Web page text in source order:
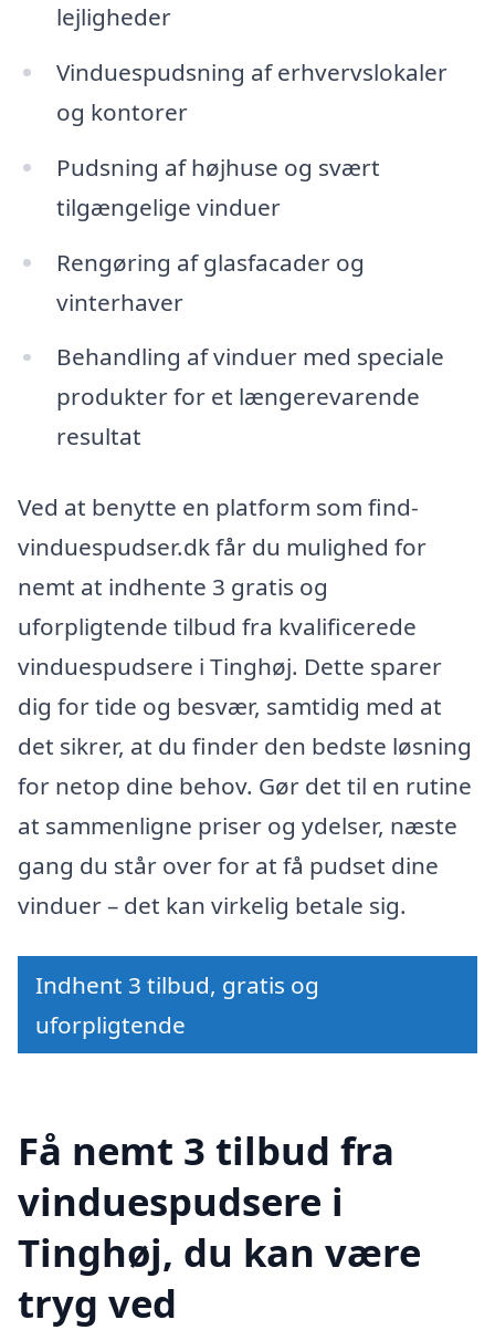
lejligheder
Vinduespudsning af erhvervslokaler
og kontorer
Pudsning af højhuse og svært
tilgængelige vinduer
Rengøring af glasfacader og
vinterhaver
Behandling af vinduer med speciale
produkter for et længerevarende
resultat
Ved at benytte en platform som find-
vinduespudser.dk får du mulighed for
nemt at indhente 3 gratis og
uforpligtende tilbud fra kvalificerede
vinduespudsere i Tinghøj. Dette sparer
dig for tide og besvær, samtidig med at
det sikrer, at du finder den bedste løsning
for netop dine behov. Gør det til en rutine
at sammenligne priser og ydelser, næste
gang du står over for at få pudset dine
vinduer – det kan virkelig betale sig.
Indhent 3 tilbud, gratis og
uforpligtende
Få nemt 3 tilbud fra
vinduespudsere i
Tinghøj, du kan være
tryg ved